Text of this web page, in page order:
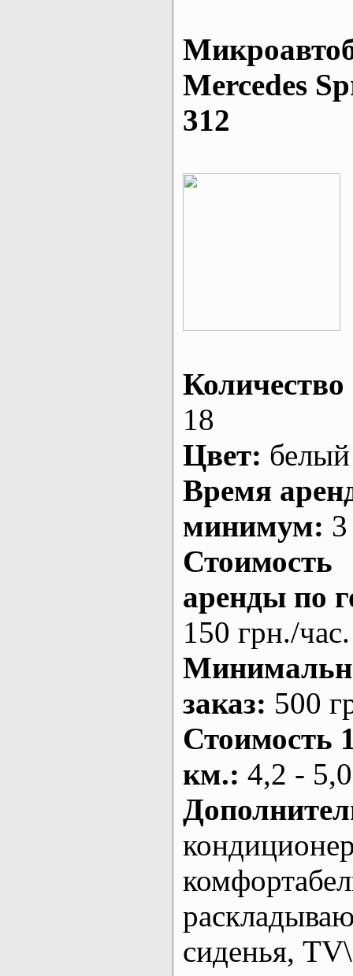
Mеrcedes
312
Количество
18
Цвет: белый
Время
минимум:
Стоимость
аренды по
150 грн./час.
заказ: 500
Стоимость
км.: 4,2 -
сиденья,